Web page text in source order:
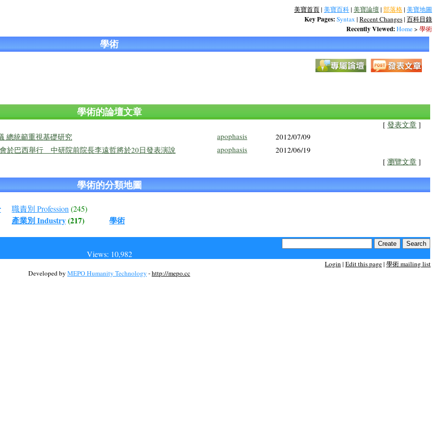
美寶首頁| 美寶百科| 美寶論壇| 部落格| 美寶地圖
Key Pages:Syntax | Recent Changes| 百科目錄
Recently Viewed:Home> 學術
學術
學術的論壇文章
[ 發表文章 ]
總統籲重視基礎研究 apophasis
2012/07/09
於巴西舉行 中研院前院長李遠哲將於20日發表演說
apophasis 2012/06/19
[ 瀏覽文章 ]
學術的分類地圖
職責別 Profession(245)
產業別 Industry(217) 學術
Views: 10,982
Login| Edit this page| 學術 mailing list
Developed by MEPO Humanity Technology -http://mepo.cc